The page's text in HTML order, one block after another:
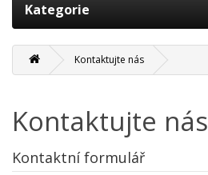
Kategorie
Kontaktujte nás
Kontaktujte nás
Kontaktní formulář